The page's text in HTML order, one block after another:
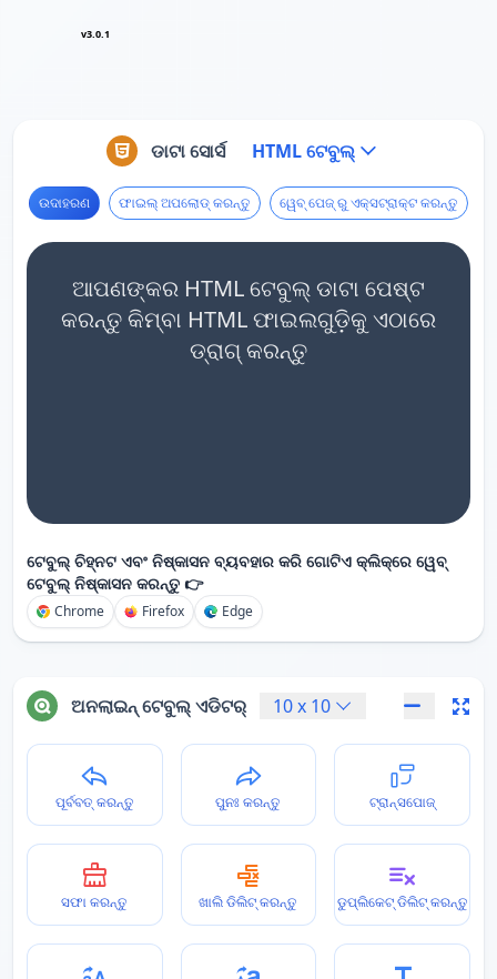
v3.0.1
ଡାଟା ସୋର୍ସ HTML ଟେବୁଲ୍
ଉଦାହରଣ ଫାଇଲ୍ ଅପଲୋଡ୍ କରନ୍ତୁ ୱେବ୍ ପେଜ୍ ରୁ ଏକ୍ସଟ୍ରାକ୍ଟ କରନ୍ତୁ
ଆପଣଙ୍କର HTML ଟେବୁଲ୍ ଡାଟା ପେଷ୍ଟ
କରନ୍ତୁ କିମ୍ବା HTML ଫାଇଲଗୁଡ଼ିକୁ ଏଠାରେ
ଡ୍ରାଗ୍ କରନ୍ତୁ
ଟେବୁଲ୍ ଚିହ୍ନଟ ଏବଂ ନିଷ୍କାସନ ବ୍ୟବହାର କରି ଗୋଟିଏ କ୍ଲିକ୍‌ରେ ୱେବ୍
ଟେବୁଲ୍ ନିଷ୍କାସନ କରନ୍ତୁ 👉
Chrome Firefox Edge
ଅନଲାଇନ୍ ଟେବୁଲ୍ ଏଡିଟର୍ 10x 10
ପୂର୍ବବତ୍ କରନ୍ତୁ ପୁନଃ କରନ୍ତୁ ଟ୍ରାନ୍ସପୋଜ୍
ସଫା କରନ୍ତୁ ଖାଲି ଡିଲିଟ୍ କରନ୍ତୁ ଡୁପ୍ଲିକେଟ୍ ଡିଲିଟ୍ କରନ୍ତୁ